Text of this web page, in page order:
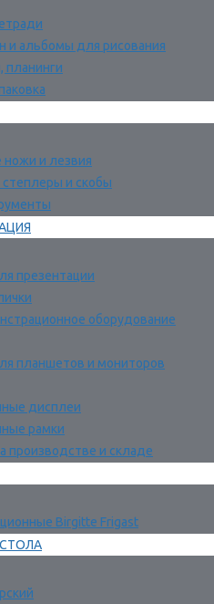
и альбомы для рисования
планинги
ножи и лезвия
и скобы
презентации
оборудование
планшетов и мониторов
дисплеи
рамки
производстве и складе
Birgitte Frigast